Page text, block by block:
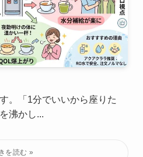
。「1分でいいから座りた
沸かし...